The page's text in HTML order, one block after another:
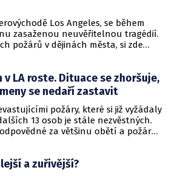
Los Angeles, se během
zasaženou neuvěřitelnou tragédií.
požárů v dějinách města, si zde
LA roste. Dituace se zhoršuje,
se nedaří zastavit
požáry, které si již vyžádaly
13 osob je stále nezvěstných.
za většinu obětí a požár
a zuřivější?